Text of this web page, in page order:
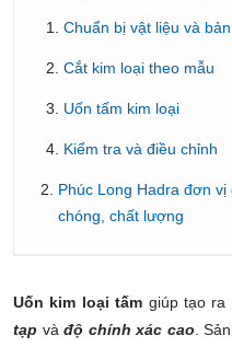
Chuẩn bị vật liệu và
Cắt kim loại theo mẫu
Uốn tấm kim loại
Kiểm tra và điều chỉnh
Phúc Long Hadra đơn
chóng, chất lượng
Uốn kim loại tấm giúp tạo
tạp và độ chính xác cao .